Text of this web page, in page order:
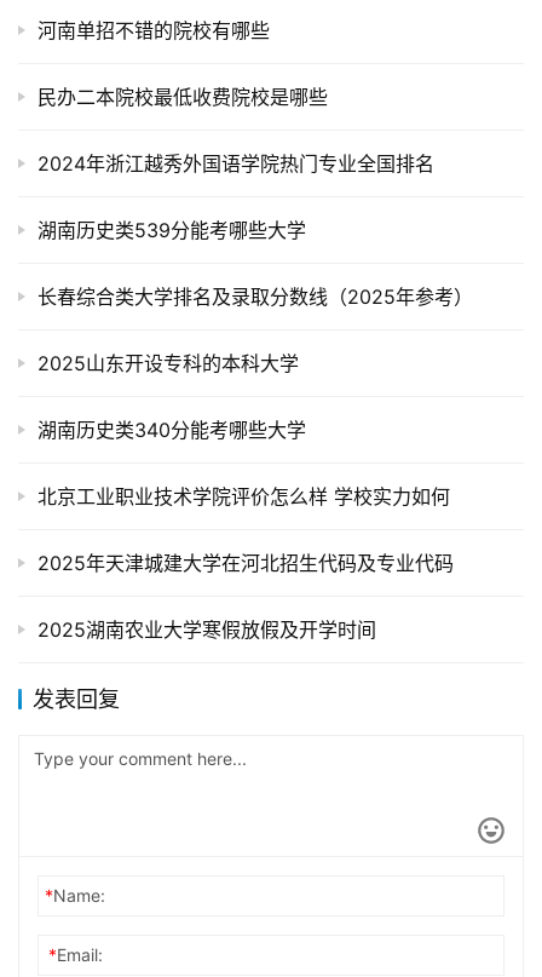
河南单招不错的院校有哪些
民办二本院校最低收费院校是哪些
2024年浙江越秀外国语学院热门专业全国排名
湖南历史类539分能考哪些大学
长春综合类大学排名及录取分数线（2025年参考）
2025山东开设专科的本科大学
湖南历史类340分能考哪些大学
北京工业职业技术学院评价怎么样 学校实力如何
2025年天津城建大学在河北招生代码及专业代码
2025湖南农业大学寒假放假及开学时间
发表回复
*Name:
*Email: